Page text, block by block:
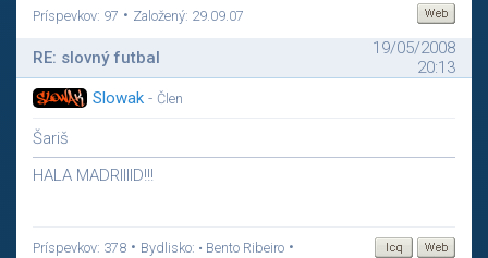
Príspevkov: 97 • Založený: 29.09.07
RE: slovný futbal
19/05/2008
20:13
Slowak - Člen
Šariš
HALA MADRIIIID!!!
Príspevkov: 378 • Bydlisko: • Bento Ribeiro •